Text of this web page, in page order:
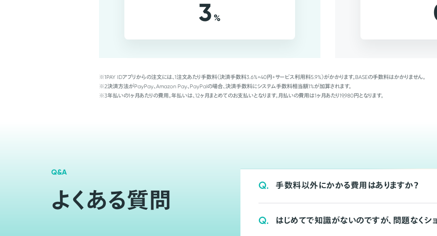
3 %
※1PAY IDアプリからの注文には、1注文あたり手数料（決済手数料3.6%+40円+サービス利用料5.9%）がかかります。BASEの手数料はかかりません。
※2決済方法がPayPay、Amazon Pay、PayPalの場合、決済手数料にシステム手数料相当額1%が加算されます。
※3年払いの1ヶ月あたりの費用。年払いは、12ヶ月まとめてのお支払いとなります。月払いの費用は1ヶ月あたり19,980円となります。
Q&A
よくある質問
Q. 手数料以外にかかる費用はありますか？
Q. はじめてで知識がないのですが、問題なくシ